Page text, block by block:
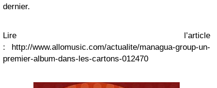
dernier.
Lire l’article
: http://www.allomusic.com/actualite/managua-group-un-
premier-album-dans-les-cartons-012470